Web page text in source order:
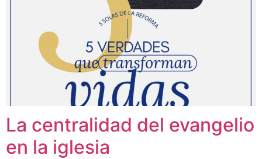
La centralidad del evangelio
en la iglesia